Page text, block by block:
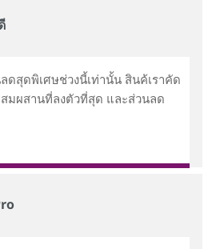
ดสุดพิเศษช่วงนี้เท่านั้น สินค้เราคัด
สมผสานที่ลงตัวที่สุด และส่วนลด